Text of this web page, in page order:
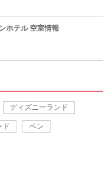
ホテル 空室情報
ディズニーランド
ド ペン